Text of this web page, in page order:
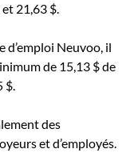
21,63 $.
d’emploi Neuvoo, il
de 15,13 $ de
$.
des
et d’employés.